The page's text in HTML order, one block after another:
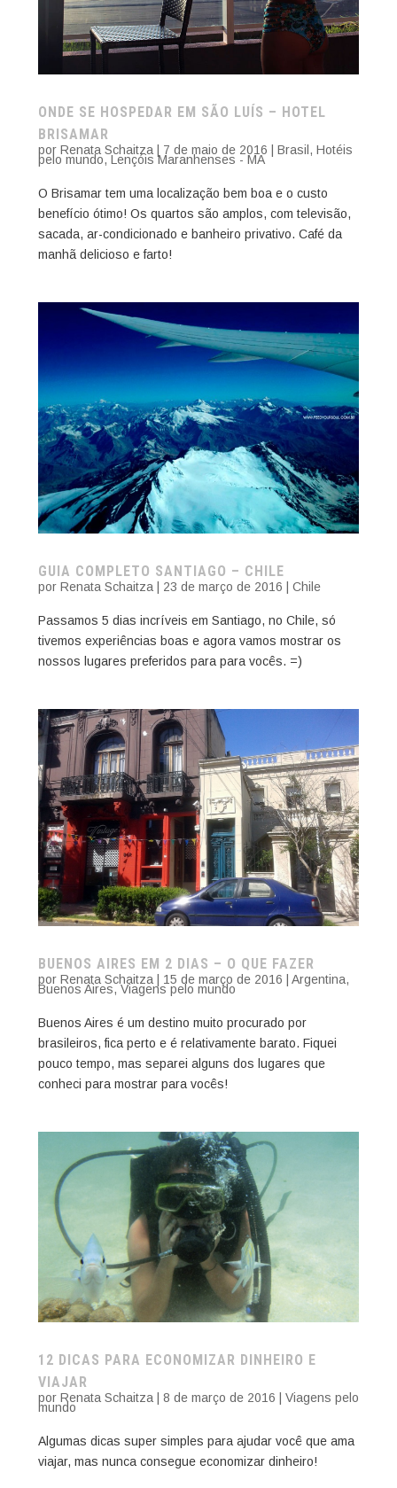
ONDE SE HOSPEDAR EM SÃO LUÍS – HOTEL
BRISAMAR
por Renata Schaitza| 7 de maio de 2016 Brasil , Hotéis
pelo mundo, Lençóis Maranhenses - MA
O Brisamar tem uma localização bem boa e o custo
benefício ótimo! Os quartos são amplos, com televisão,
sacada, ar-condicionado e banheiro privativo. Café da
manhã delicioso e farto!
GUIA COMPLETO SANTIAGO – CHILE
por Renata Schaitza| 23 de março de 2016 Chile
Passamos 5 dias incríveis em Santiago, no Chile, só
tivemos experiências boas e agora vamos mostrar os
nossos lugares preferidos para para vocês. =)
BUENOS AIRES EM 2 DIAS – O QUE FAZER
por Renata Schaitza| 15 de março de 2016 Argentina,
Buenos Aires, Viagens pelo mundo
Buenos Aires é um destino muito procurado por
brasileiros, fica perto e é relativamente barato. Fiquei
pouco tempo, mas separei alguns dos lugares que
conheci para mostrar para vocês!
12 DICAS PARA ECONOMIZAR DINHEIRO E
VIAJAR
por Renata Schaitza| 8 de março de 2016 Viagens pelo
mundo
Algumas dicas super simples para ajudar você que ama
viajar, mas nunca consegue economizar dinheiro!